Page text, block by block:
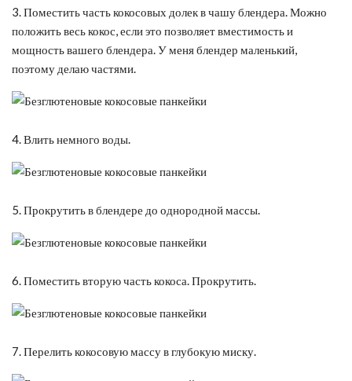
3. Поместить часть кокосовых долек в чашу блендера. Можно
положить весь кокос, если это позволяет вместимость и
мощность вашего блендера. У меня блендер маленький,
поэтому делаю частями.
4. Влить немного воды.
5. Прокрутить в блендере до однородной массы.
6. Поместить вторую часть кокоса. Прокрутить.
7. Перелить кокосовую массу в глубокую миску.